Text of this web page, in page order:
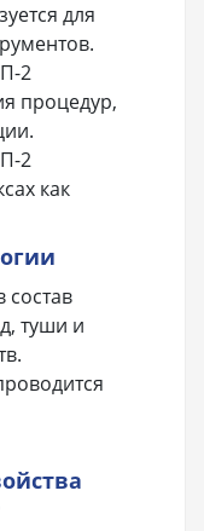
для
2
процедур,
2
как
туши и